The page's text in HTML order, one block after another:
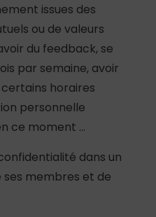
issues des
ou de valeurs
du feedback, se
par semaine, avoir
horaires
personnelle
ce moment …
dans un
ses membres et de